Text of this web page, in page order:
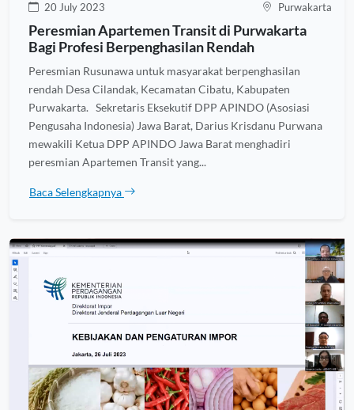
20 July 2023 Purwakarta
Peresmian Apartemen Transit di Purwakarta
Bagi Profesi Berpenghasilan Rendah
Peresmian Rusunawa untuk masyarakat berpenghasilan
rendah Desa Cilandak, Kecamatan Cibatu, Kabupaten
Purwakarta. Sekretaris Eksekutif DPP APINDO (Asosiasi
Pengusaha Indonesia) Jawa Barat, Darius Krisdanu Purwana
mewakili Ketua DPP APINDO Jawa Barat menghadiri
peresmian Apartemen Transit yang...
Baca Selengkapnya